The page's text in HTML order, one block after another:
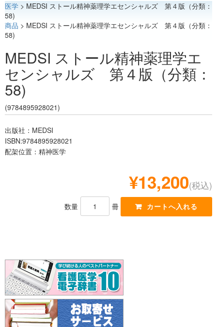
医学
看護
レジデント
医学 > MEDSI ストール精神薬理学エセンシャルズ 第４版（分類：
58)
商品 > MEDSI ストール精神薬理学エセンシャルズ 第４版（分類：
58)
MEDSI ストール精神薬理学エ
センシャルズ 第４版（分類：
58)
(9784895928021)
出版社：MEDSI
ISBN:9784895928021
配架位置：精神医学
¥13,200(税込)
数量 冊